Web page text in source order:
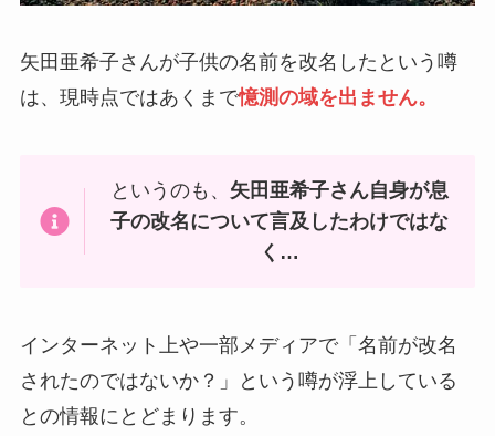
矢田亜希子さんが子供の名前を改名したという噂
は、現時点ではあくまで憶測の域を出ません。
というのも、 矢田亜希子さん自身が息
子の改名について言及したわけではな
く…
インターネット上や一部メディアで「名前が改名
されたのではないか？」という噂が浮上している
との情報にとどまります。